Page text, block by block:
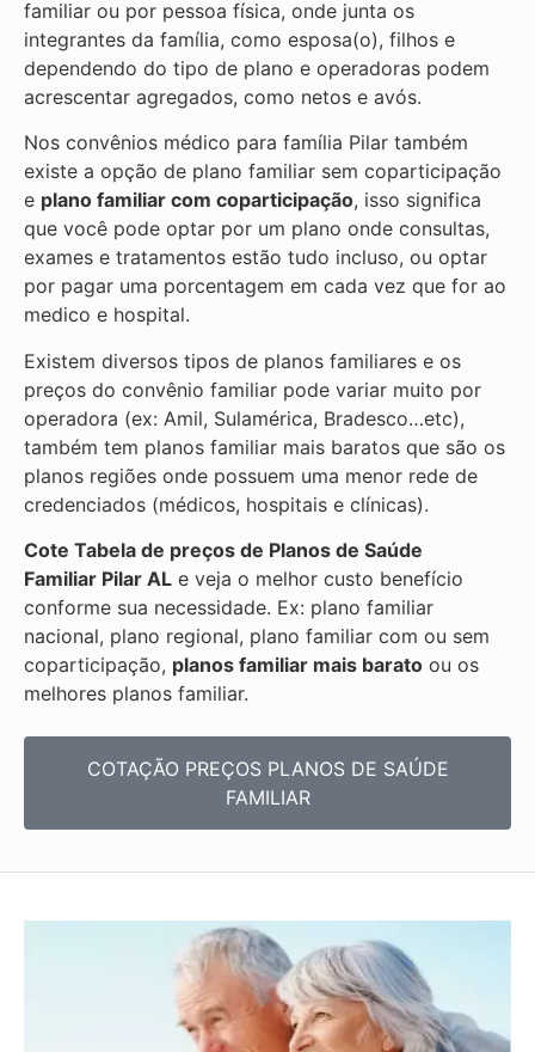
familiar ou por pessoa física, onde junta os
integrantes da família, como esposa(o), filhos e
dependendo do tipo de plano e operadoras podem
acrescentar agregados, como netos e avós.
Nos convênios médico para família Pilar também
existe a opção de plano familiar sem coparticipação
e plano familiar com coparticipação, isso significa
que você pode optar por um plano onde consultas,
exames e tratamentos estão tudo incluso, ou optar
por pagar uma porcentagem em cada vez que for ao
medico e hospital.
Existem diversos tipos de planos familiares e os
preços do convênio familiar pode variar muito por
operadora (ex: Amil, Sulamérica, Bradesco…etc),
também tem planos familiar mais baratos que são os
planos regiões onde possuem uma menor rede de
credenciados (médicos, hospitais e clínicas).
Cote Tabela de preços de Planos de Saúde
Familiar Pilar AL e veja o melhor custo benefício
conforme sua necessidade. Ex: plano familiar
nacional, plano regional, plano familiar com ou sem
coparticipação, planos familiar mais barato ou os
melhores planos familiar.
COTAÇÃO PREÇOS PLANOS DE SAÚDE
FAMILIAR